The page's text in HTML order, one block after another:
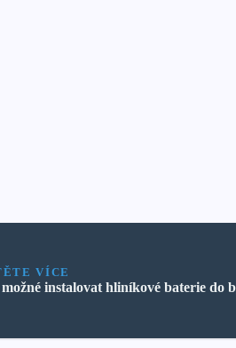
VÍCE
možné instalovat hliníkové baterie do